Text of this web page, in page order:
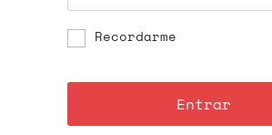
Recordarme
Entrar